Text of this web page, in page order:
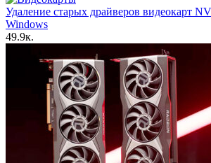
Удаление старых драйверов видеокарт
Windows
49.9к.